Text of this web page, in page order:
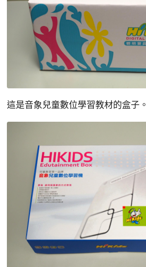
這是音象兒童數位學習教材的盒子。